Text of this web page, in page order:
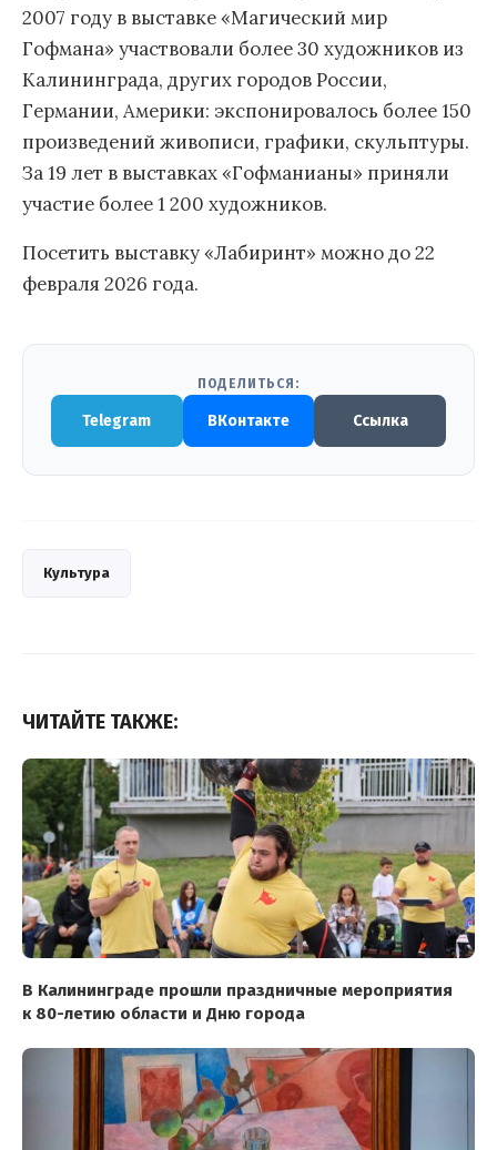
2007 году в выставке «Магический мир
Гофмана» участвовали более 30 художников из
Калининграда, других городов России,
Германии, Америки: экспонировалось более 150
произведений живописи, графики, скульптуры.
За 19 лет в выставках «Гофманианы» приняли
участие более 1 200 художников.
Посетить выставку «Лабиринт» можно до 22
февраля 2026 года.
ПОДЕЛИТЬСЯ:
Telegram ВКонтакте Ссылка
Культура
ЧИТАЙТЕ ТАКЖЕ:
В Калининграде прошли праздничные мероприятия
к 80-летию области и Дню города